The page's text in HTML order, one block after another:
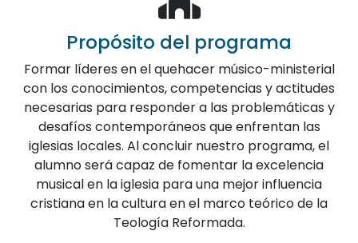
Propósito del programa
Formar líderes en el quehacer músico-ministerial
con los conocimientos, competencias y actitudes
necesarias para responder a las problemáticas y
desafíos contemporáneos que enfrentan las
iglesias locales. Al concluir nuestro programa, el
alumno será capaz de fomentar la excelencia
musical en la iglesia para una mejor influencia
cristiana en la cultura en el marco teórico de la
Teología Reformada.